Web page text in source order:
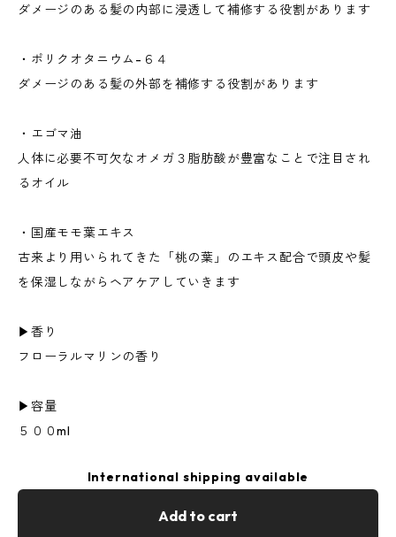
ダメージのある髪の内部に浸透して補修する役割があります
・ポリクオタニウム-６４
ダメージのある髪の外部を補修する役割があります
・エゴマ油
人体に必要不可欠なオメガ３脂肪酸が豊富なことで注目され
るオイル
・国産モモ葉エキス
古来より用いられてきた「桃の葉」のエキス配合で頭皮や髪
を保湿しながらヘアケアしていきます
▶︎香り
フローラルマリンの香り
▶︎容量
５００ml
International shipping available
Add to cart